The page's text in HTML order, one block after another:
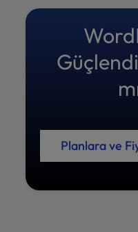
Planlara ve